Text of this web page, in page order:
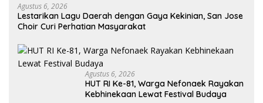
Agustus 6, 2026
Lestarikan Lagu Daerah dengan Gaya Kekinian, San Jose
Choir Curi Perhatian Masyarakat
Agustus 6, 2026
HUT RI Ke-81, Warga Nefonaek Rayakan
Kebhinekaan Lewat Festival Budaya